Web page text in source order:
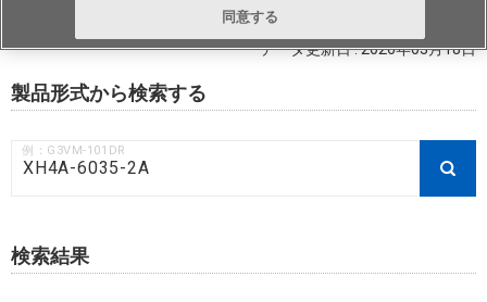
データ更新日 : 2026年03月18日
製品形式から検索する
例：G3VM-101DR
検索結果
同意する